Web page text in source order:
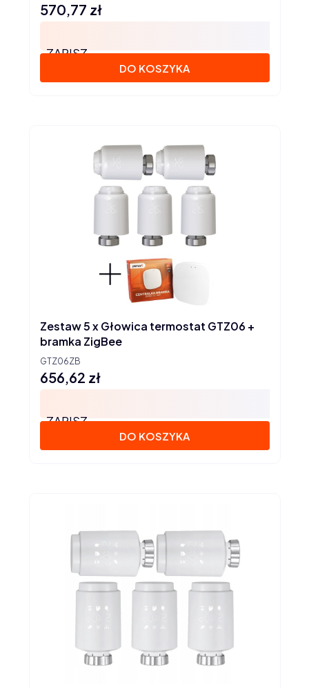
Cena
570,77 zł
ZAPISZ
DO KOSZYKA
GTZ06ZB
Zestaw 5 x Głowica termostat GTZ06 +
bramka ZigBee
Cena
656,62 zł
ZAPISZ
DO KOSZYKA